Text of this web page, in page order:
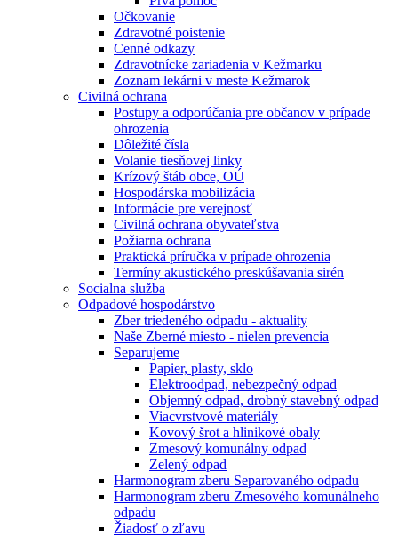
Očkovanie
Zdravotné poistenie
Cenné odkazy
Zdravotnícke zariadenia v Kežmarku
Zoznam lekárni v meste Kežmarok
Civilná ochrana
Postupy a odporúčania pre občanov v prípade
ohrozenia
Dôležité čísla
Volanie tiesňovej linky
Krízový štáb obce, OÚ
Hospodárska mobilizácia
Informácie pre verejnosť
Civilná ochrana obyvateľstva
Požiarna ochrana
Praktická príručka v prípade ohrozenia
Termíny akustického preskúšavania sirén
Socialna služba
Odpadové hospodárstvo
Zber triedeného odpadu - aktuality
Naše Zberné miesto - nielen prevencia
Separujeme
Papier, plasty, sklo
Elektroodpad, nebezpečný odpad
Objemný odpad, drobný stavebný odpad
Viacvrstvové materiály
Kovový šrot a hlinikové obaly
Zmesový komunálny odpad
Zelený odpad
Harmonogram zberu Separovaného odpadu
Harmonogram zberu Zmesového komunálneho
odpadu
Žiadosť o zľavu